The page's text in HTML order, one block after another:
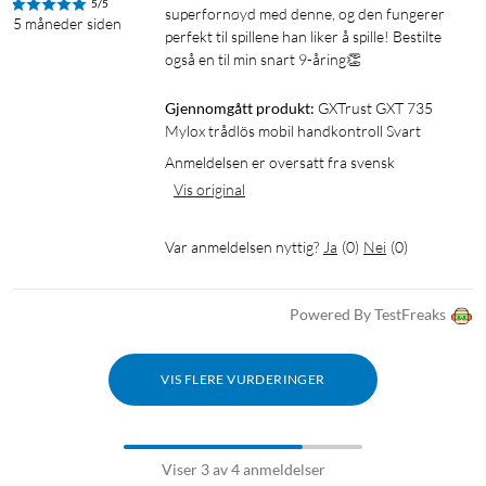
LED-belysning: RGB-LED-belyste knapper for visuell
for komfort og stabilitet
Systemkrav og annet
Systemkrav: USB-A-vegglader (for lading), Bluetooth-
Bruk: Kompatibel med iOS- og Android-mobiltelefoner
(bare iOS)
1x GXT 735 Mylox mobil håndkontroller
1x USB-A- til USB-C-ladekabel
Bruksanvisning
5/5
5 måneder siden
superfornøyd med denne, og den fungerer
perfekt til spillene han liker å spille! Bestilte
også en til min snart 9-åring👏
Gjennomgått produkt: GXTrust GXT 735
Mylox trådlös mobil handkontroll Svart
Anmeldelsen er oversatt fra svensk
Vis original
Var anmeldelsen nyttig? Ja (0) Nei (0)
Powered By TestFreaks
VIS FLERE VURDERINGER
Viser 3 av 4 anmeldelser